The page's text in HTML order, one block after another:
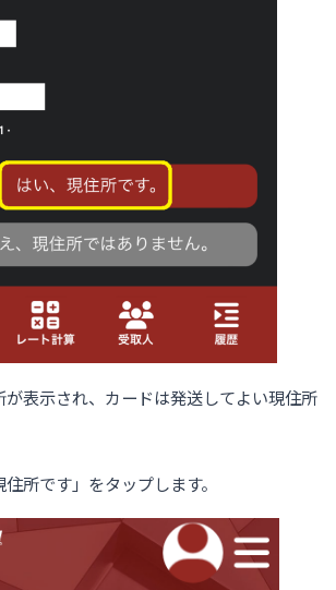
表示され、カードは発送してよい現住所
所です」をタップします。